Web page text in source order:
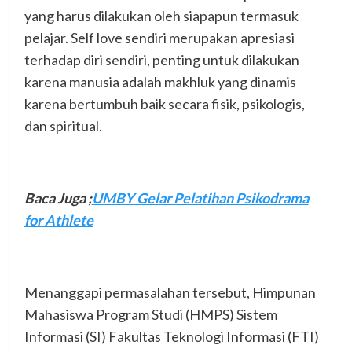
yang harus dilakukan oleh siapapun termasuk
pelajar. Self love sendiri merupakan apresiasi
terhadap diri sendiri, penting untuk dilakukan
karena manusia adalah makhluk yang dinamis
karena bertumbuh baik secara fisik, psikologis,
dan spiritual.
Baca Juga ;UMBY Gelar Pelatihan Psikodrama
for Athlete
Menanggapi permasalahan tersebut, Himpunan
Mahasiswa Program Studi (HMPS) Sistem
Informasi (SI) Fakultas Teknologi Informasi (FTI)